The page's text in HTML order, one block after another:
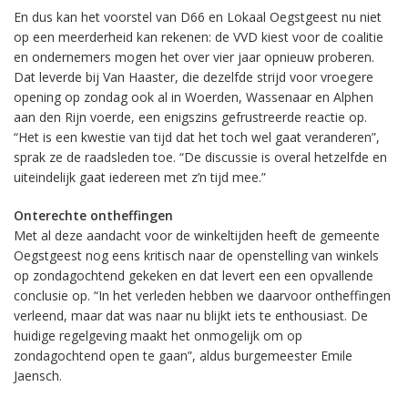
En dus kan het voorstel van D66 en Lokaal Oegstgeest nu niet
op een meerderheid kan rekenen: de VVD kiest voor de coalitie
en ondernemers mogen het over vier jaar opnieuw proberen.
Dat leverde bij Van Haaster, die dezelfde strijd voor vroegere
opening op zondag ook al in Woerden, Wassenaar en Alphen
aan den Rijn voerde, een enigszins gefrustreerde reactie op.
“Het is een kwestie van tijd dat het toch wel gaat veranderen”,
sprak ze de raadsleden toe. “De discussie is overal hetzelfde en
uiteindelijk gaat iedereen met z’n tijd mee.”
Onterechte ontheffingen
Met al deze aandacht voor de winkeltijden heeft de gemeente
Oegstgeest nog eens kritisch naar de openstelling van winkels
op zondagochtend gekeken en dat levert een een opvallende
conclusie op. “In het verleden hebben we daarvoor ontheffingen
verleend, maar dat was naar nu blijkt iets te enthousiast. De
huidige regelgeving maakt het onmogelijk om op
zondagochtend open te gaan”, aldus burgemeester Emile
Jaensch.